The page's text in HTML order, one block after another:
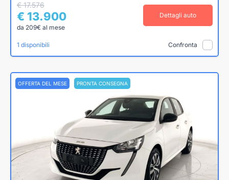
€ 17.576
€ 13.900
da 209€ al mese
Dettagli auto
1 disponibili Confronta
OFFERTA DEL MESE PRONTA CONSEGNA